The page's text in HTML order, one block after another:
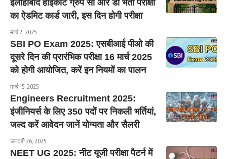
इलाहाबाद हाईकोर्ट ग्रुप सी और डी भर्ती परीक्षा
का ऐडमिट कार्ड जारी, इस दिन होगी परीक्षा
मार्च 2, 2025
SBI PO Exam 2025: एसबीआई पीओ की
दूसरे दिन की प्रारंभिक परीक्षा 16 मार्च 2025
को होगी आयोजित, करें इन नियमों का पालन
मार्च 15, 2025
Engineers Recruitment 2025:
इंजीनियर्स के लिए 350 पदों पर निकली भर्तियां,
जल्द करें आवेदन जानें योग्यता और सैलरी
जनवरी 26, 2025
NEET UG 2025: नीट यूजी परीक्षा पैटर्न में